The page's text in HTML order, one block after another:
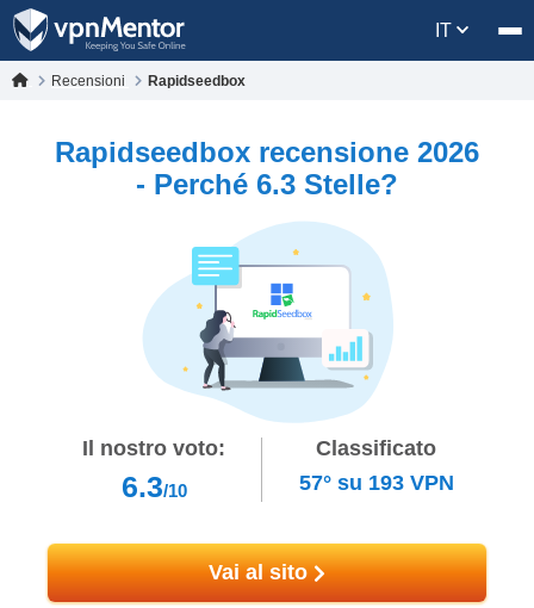
IT
Recensioni Rapidseedbox
Rapidseedbox recensione 2026
- Perché 6.3 Stelle?
Il nostro voto:
6.3/10
Classificato
57°su 193VPN
Vai al sito